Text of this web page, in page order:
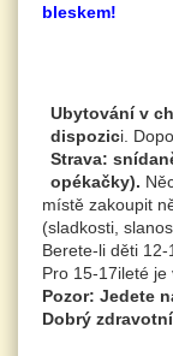
bleskem!
Ubytování v
dispozici.
Strava:
opékačky).
místě zakoupit
(sladkosti,
Berete-li děti
Pro 15-17ileté
Pozor: Jedete
Dobrý